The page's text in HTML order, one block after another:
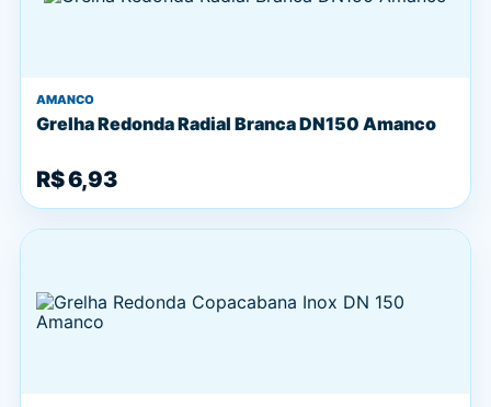
AMANCO
Grelha Redonda Radial Branca DN150 Amanco
R$ 6,93